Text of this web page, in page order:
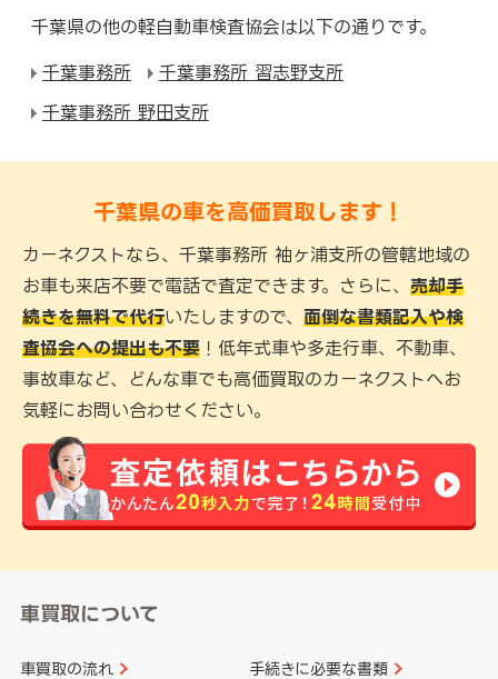
千葉県の他の軽自動車検査協会は以下の通りです。
千葉事務所
千葉事務所 習志野支所
千葉事務所 野田支所
千葉県の車を高価買取します！
カーネクストなら、千葉事務所 袖ヶ浦支所の管轄地域の
お車も来店不要で電話で査定できます。さらに、 売却手
続きを無料で代行いたしますので、 面倒な書類記入や検
査協会への提出も不要 ！低年式車や多走行車、不動車、
事故車など、どんな車でも高価買取のカーネクストへお
気軽にお問い合わせください。
車買取について
車買取の流れ 手続きに必要な書類